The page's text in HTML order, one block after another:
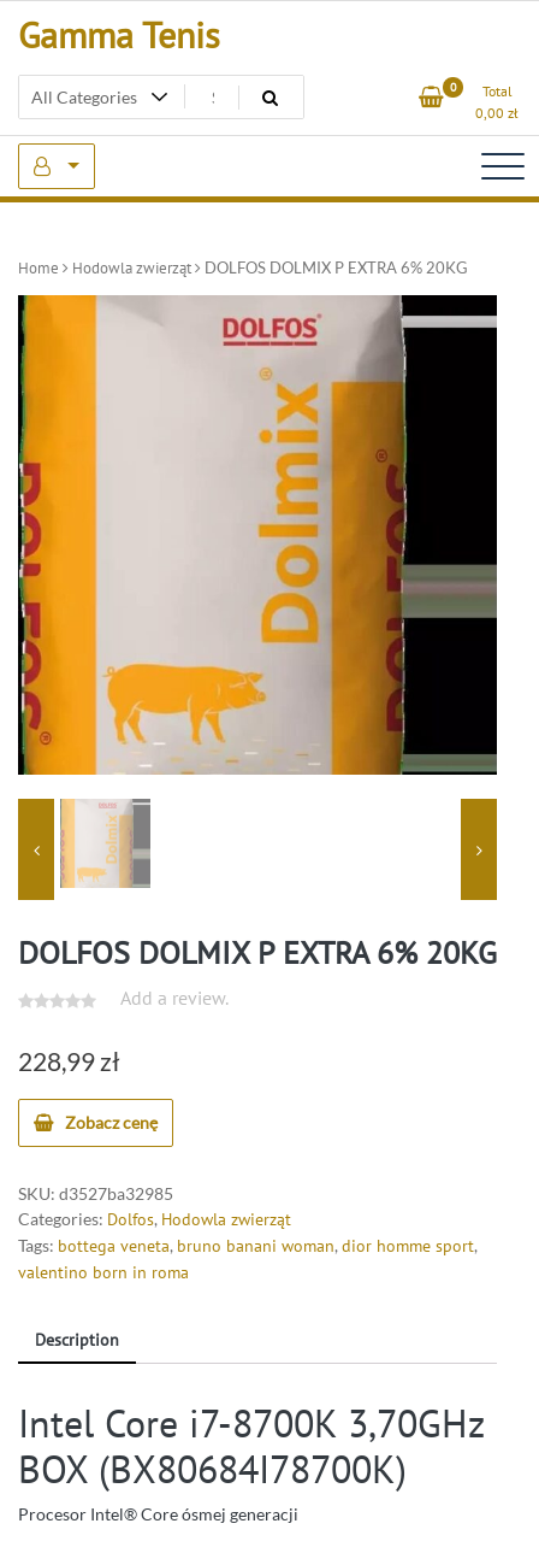
Gamma Tenis
0
Total
0,00 zł
Home Hodowla zwierząt DOLFOS DOLMIX P EXTRA 6% 20KG
DOLFOS DOLMIX P EXTRA 6% 20KG
Add a review.
228,99 zł
Zobacz cenę
SKU: d3527ba32985
Categories: Dolfos, Hodowla zwierząt
Tags: bottega veneta, bruno banani woman, dior homme sport,
valentino born in roma
Description
Intel Core i7-8700K 3,70GHz
BOX (BX80684I78700K)
Procesor Intel® Core ósmej generacji